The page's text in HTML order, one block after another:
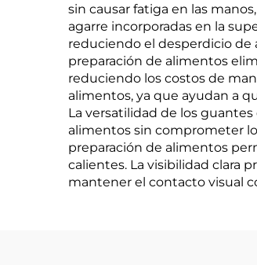
sin causar fatiga en las
agarre incorporadas en la
reduciendo el desperdicio de
preparación de alimentos
reduciendo los costos de
alimentos, ya que ayudan a
La versatilidad de los
alimentos sin comprometer
preparación de alimentos
calientes. La visibilidad clara
mantener el contacto visual